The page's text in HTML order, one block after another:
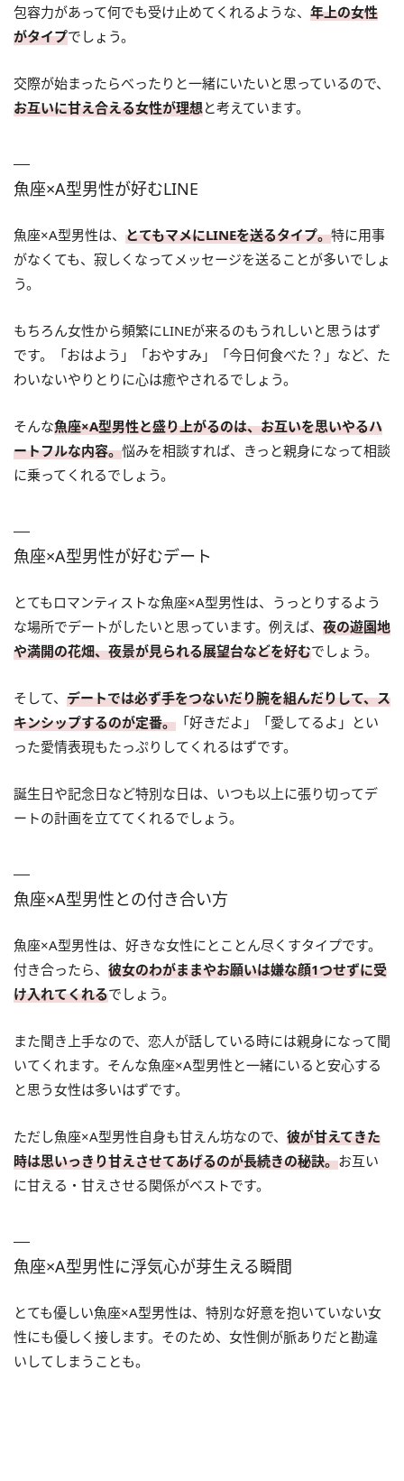
包容力があって何でも受け止めてくれるような、 年上の女性
がタイプでしょう。
交際が始まったらべったりと一緒にいたいと思っているので、
お互いに甘え合える女性が理想と考えています。
魚座×A型男性が好むLINE
魚座×A型男性は、 とてもマメにLINEを送るタイプ。特に用事
がなくても、寂しくなってメッセージを送ることが多いでしょ
う。
もちろん女性から頻繁にLINEが来るのもうれしいと思うはず
です。「おはよう」「おやすみ」「今日何食べた？」など、た
わいないやりとりに心は癒やされるでしょう。
そんな魚座×A型男性と盛り上がるのは、お互いを思いやるハ
ートフルな内容。悩みを相談すれば、きっと親身になって相談
に乗ってくれるでしょう。
魚座×A型男性が好むデート
とてもロマンティストな魚座×A型男性は、うっとりするよう
な場所でデートがしたいと思っています。例えば、 夜の遊園地
や満開の花畑、夜景が見られる展望台などを好むでしょう。
そして、 デートでは必ず手をつないだり腕を組んだりして、ス
キンシップするのが定番。 「好きだよ」「愛してるよ」とい
った愛情表現もたっぷりしてくれるはずです。
誕生日や記念日など特別な日は、いつも以上に張り切ってデ
ートの計画を立ててくれるでしょう。
魚座×A型男性との付き合い方
魚座×A型男性は、好きな女性にとことん尽くすタイプです。
付き合ったら、 彼女のわがままやお願いは嫌な顔1つせずに受
け入れてくれるでしょう。
また聞き上手なので、恋人が話している時には親身になって聞
いてくれます。そんな魚座×A型男性と一緒にいると安心する
と思う女性は多いはずです。
ただし魚座×A型男性自身も甘えん坊なので、 彼が甘えてきた
時は思いっきり甘えさせてあげるのが長続きの秘訣。お互い
に甘える・甘えさせる関係がベストです。
魚座×A型男性に浮気心が芽生える瞬間
とても優しい魚座×A型男性は、特別な好意を抱いていない女
性にも優しく接します。そのため、女性側が脈ありだと勘違
いしてしまうことも。